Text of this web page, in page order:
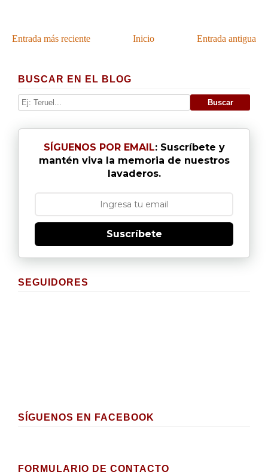
Entrada más reciente Entrada antigua
Inicio
BUSCAR EN EL BLOG
SÍGUENOS POR EMAIL: Suscríbete y
mantén viva la memoria de nuestros
lavaderos.
Suscríbete
SEGUIDORES
SÍGUENOS EN FACEBOOK
FORMULARIO DE CONTACTO